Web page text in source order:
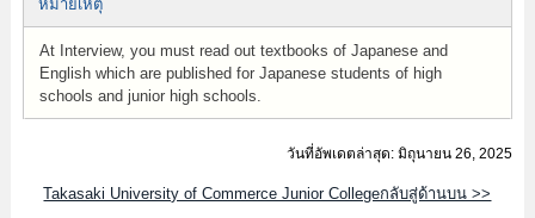
หมายเหตุ
At Interview, you must read out textbooks of Japanese and
English which are published for Japanese students of high
schools and junior high schools.
วันที่อัพเดตล่าสุด: มิถุนายน 26, 2025
Takasaki University of Commerce Junior Collegeกลับสู่ด้านบน >>